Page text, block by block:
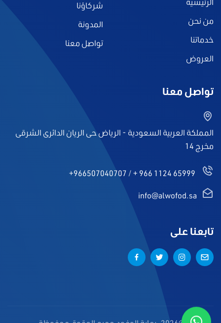
من نحن
خدماتنا
العروض
شركاؤنا
المدونة
تواصل معنا
تواصل معنا
المملكة العربية السعودية - الرياض حى الريان الدائرى الشرقى
مخرج 14
+ 966 1124 65999
/
+966507040707
info@alwofod.sa
تابعنا على